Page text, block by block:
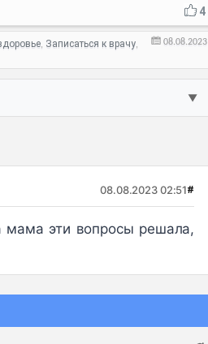
4
08.08.2023
, Записаться к врачу,
▼
08.08.2023 02:51#
мама эти вопросы решала,